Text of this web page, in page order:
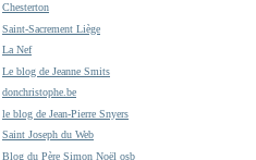
Chesterton
Saint-Sacrement Liège
La Nef
Le blog de Jeanne Smits
donchristophe.be
le blog de Jean-Pierre Snyers
Saint Joseph du Web
Blog du Père Simon Noël osb